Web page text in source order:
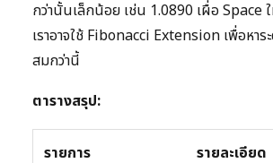
กว่านั้นเล็กน้อย เช่น 1.0890 เผื่อ Space
เราอาจใช้ Fibonacci Extension เพื่อหาร
สมกว่านี้
ตารางสรุป:
รายการ รายละเอียด